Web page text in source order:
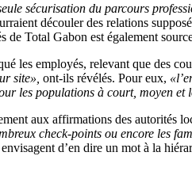
sécurisation du parcours
découler des relations
de Total Gabon est également
les employés, relevant que des
site», ont-ils révélés. Pour eux,
les populations à court, moyen et
aux affirmations des autorités
check-points ou encore les
d’en dire un mot à la